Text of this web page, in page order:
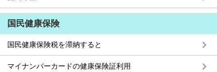
国民健康保険
国民健康保険税を滞納すると
マイナンバーカードの健康保険証利用